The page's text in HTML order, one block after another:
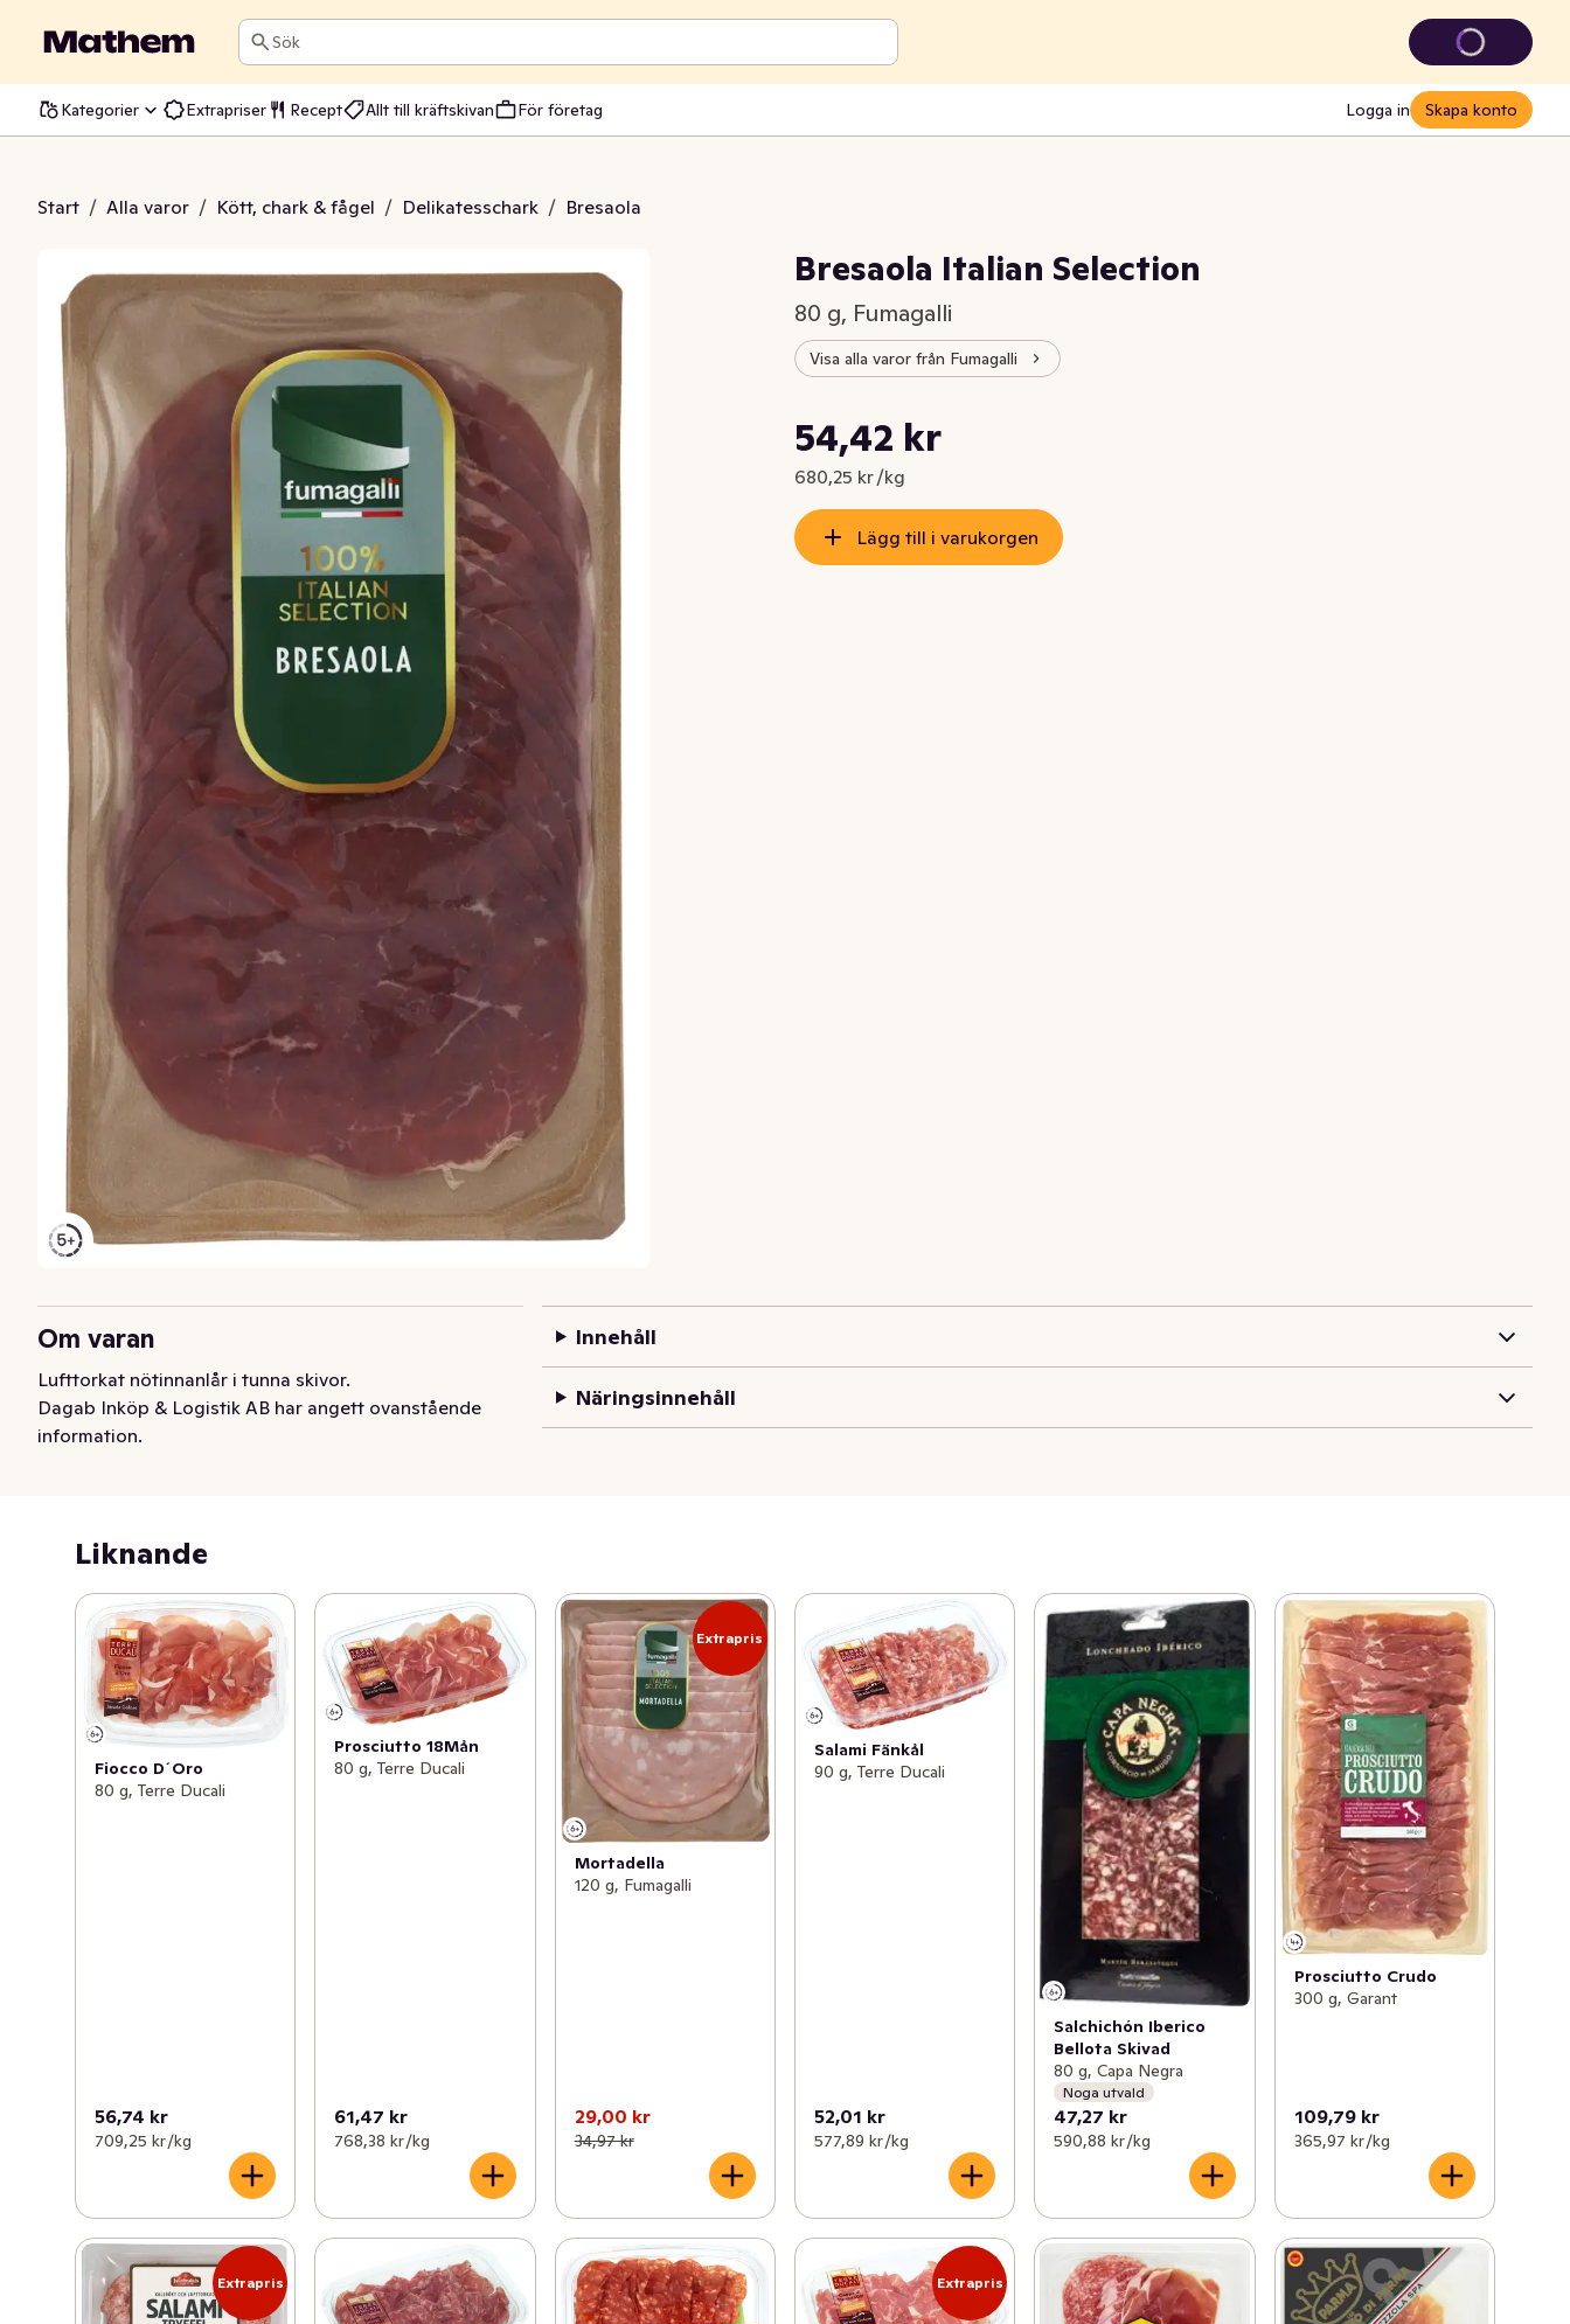
Sök
Kategorier Extrapriser Recept Allt till kräftskivan För företag Logga in Skapa konto
Start / Alla varor / Kött, chark & fågel / Delikatesschark / Bresaola
Italian Selection
Bresaola Italian Selection
80 g, Fumagalli
Visa alla varor från Fumagalli
Nuvarande pris är: 54,42 kr
54,42 kr
680,25 kr /kg
Styckpris: 680,25 kr /kg
Lägg till i varukorgen
Om varan
Lufttorkat nötinnanlår i tunna skivor.
Dagab Inköp & Logistik AB har angett ovanstående
information.
Innehåll
Näringsinnehåll
Liknande
Fiocco D´Oro
80 g, Terre Ducali
56,74 kr
709,25 kr /kg
Prosciutto 18Mån
80 g, Terre Ducali
61,47 kr
768,38 kr /kg
Extrapris
Mortadella
120 g, Fumagalli
29,00 kr
34,97 kr
Salami Fänkål
90 g, Terre Ducali
52,01 kr
577,89 kr /kg
Salchichón Iberico
Bellota Skivad
80 g, Capa Negra
Noga utvald
47,27 kr
590,88 kr /kg
Prosciutto Crudo
300 g, Garant
109,79 kr
365,97 kr /kg
Extrapris Extrapris